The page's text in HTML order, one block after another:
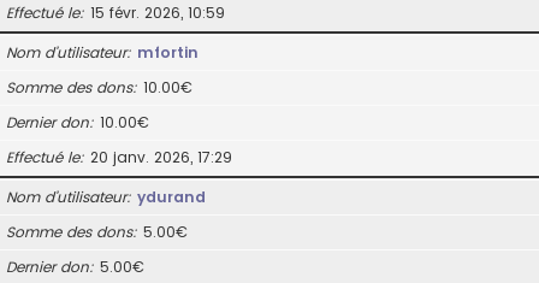
Effectué le 15 févr. 2026, 10:59
Nom d’utilisateur mfortin
Somme des dons 10.00€
Dernier don 10.00€
Effectué le 20 janv. 2026, 17:29
Nom d’utilisateur ydurand
Somme des dons 5.00€
Dernier don 5.00€